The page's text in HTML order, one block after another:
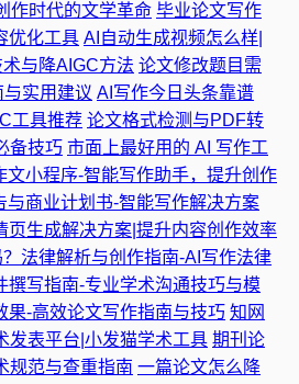
作时代的文学革命 毕业论文写作
优化工具 AI自动生成视频怎么样|
与降AIGC方法 论文修改题目需
实用建议 AI写作今日头条靠谱
工具推荐 论文格式检测与PDF转
备技巧 市面上最好用的 AI 写作工
文小程序-智能写作助手，提升创作
与商业计划书-智能写作解决方案
页生成解决方案|提升内容创作效率
法律解析与创作指南-AI写作法律
撰写指南-专业学术沟通技巧与模
果-高效论文写作指南与技巧 知网
发表平台|小发猫学术工具 期刊论
规范与查重指南 一篇论文怎么降